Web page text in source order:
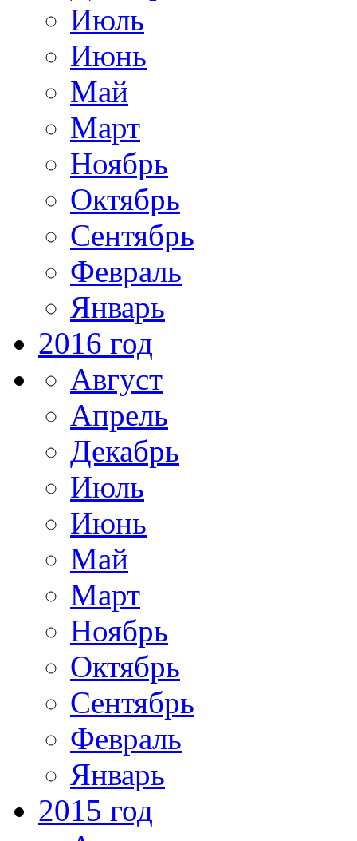
Июль
Июнь
Май
Март
Ноябрь
Октябрь
Сентябрь
Февраль
Январь
2016 год
Август
Апрель
Декабрь
Июль
Июнь
Май
Март
Ноябрь
Октябрь
Сентябрь
Февраль
Январь
2015 год